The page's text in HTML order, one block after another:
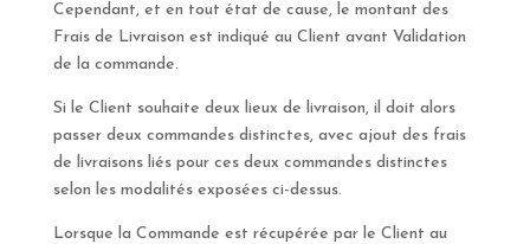
Cependant, et en tout état de cause, le montant des
Frais de Livraison est indiqué au Client avant Validation
de la commande.
Si le Client souhaite deux lieux de livraison, il doit alors
passer deux commandes distinctes, avec ajout des frais
de livraisons liés pour ces deux commandes distinctes
selon les modalités exposées ci-dessus.
Lorsque la Commande est récupérée par le Client au